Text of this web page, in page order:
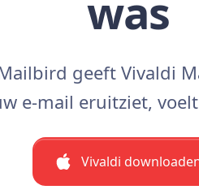
was
geeft Vivaldi
e-mail eruitziet,
Vivaldi